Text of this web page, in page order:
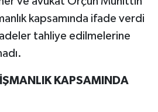
kapsamında ifade verdi
tahliye edilmelerine
KAPSAMINDA